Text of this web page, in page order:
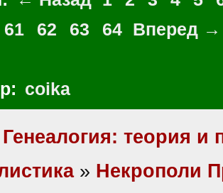
61 62 63 64 Вперед →
coika
Генеалогия: теория и
» Некрополи